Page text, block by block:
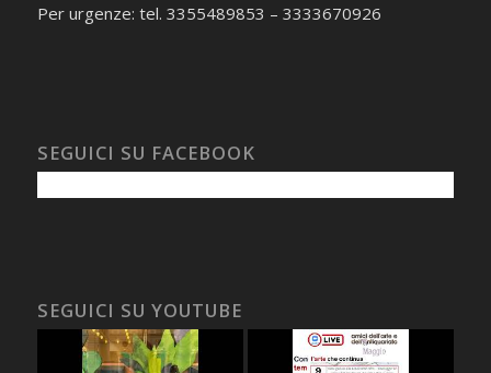
Per urgenze: tel. 3355489853 – 3333670926
SEGUICI SU FACEBOOK
SEGUICI SU YOUTUBE